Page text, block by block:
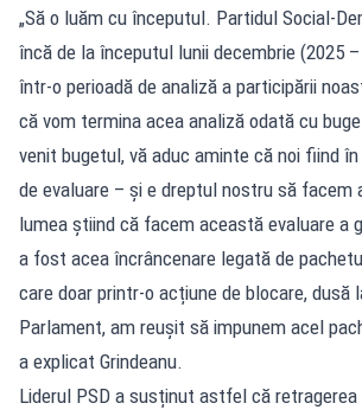
„Să o luăm cu începutul. Partidul Social-
încă de la începutul lunii decembrie (2025
într-o perioadă de analiză a participării
că vom termina acea analiză odată cu
venit bugetul, vă aduc aminte că noi fiind
de evaluare – și e dreptul nostru să
lumea știind că facem această evaluare a
a fost acea încrâncenare legată de
care doar printr-o acțiune de blocare, dusă
Parlament, am reușit să impunem acel
a explicat Grindeanu.
Liderul PSD a susținut astfel că retragerea